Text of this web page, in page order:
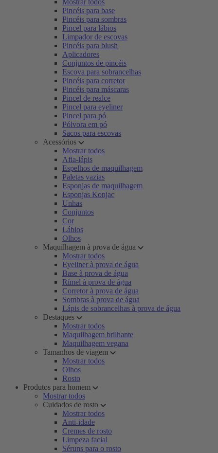
Mostrar todos
Pincéis para base
Pincéis para sombras
Pincel para lábios
Limpador de escovas
Pincéis para blush
Aplicadores
Conjuntos de pincéis
Escova para sobrancelhas
Pincéis para corretor
Pincéis para máscaras
Pincel de realce
Pincel para eyeliner
Pincel para pó
Pólvora em pó
Sacos para escovas
Acessórios
Mostrar todos
Afia-lápis
Espelhos de maquilhagem
Paletas vazias
Esponjas de maquilhagem
Esponjas Konjac
Unhas
Conjuntos
Cor
Lábios
Olhos
Maquilhagem à prova de água
Mostrar todos
Eyeliner à prova de água
Base à prova de água
Rímel à prova de água
Corretor à prova de água
Sombras à prova de água
Lápis de sobrancelhas à prova de água
Destaques
Mostrar todos
Maquilhagem brilhante
Maquilhagem vegana
Tamanhos de viagem
Mostrar todos
Olhos
Rosto
Produtos para homem
Mostrar todos
Cuidados de rosto
Mostrar todos
Anti-idade
Cremes de rosto
Limpeza facial
Séruns para o rosto